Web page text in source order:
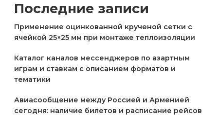
Последние записи
Применение оцинкованной крученой сетки с
ячейкой 25×25 мм при монтаже теплоизоляции
Каталог каналов мессенджеров по азартным
играм и ставкам с описанием форматов и
тематики
Авиасообщение между Россией и Арменией
сегодня: наличие билетов и расписание рейсов